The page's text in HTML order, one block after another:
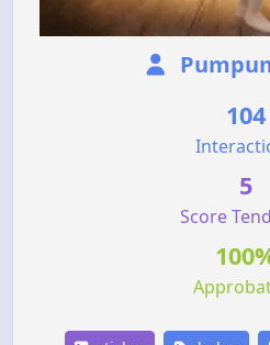
104
5
Score